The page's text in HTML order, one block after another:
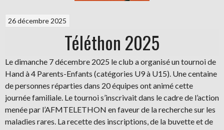
26 décembre 2025
Téléthon 2025
Le dimanche 7 décembre 2025 le club a organisé un tournoi de
Hand à 4 Parents-Enfants (catégories U9 à U15). Une centaine
de personnes réparties dans 20 équipes ont animé cette
journée familiale. Le tournoi s’inscrivait dans le cadre de l’action
menée par l’AFMTELETHON en faveur de la recherche sur les
maladies rares. La recette des inscriptions, de la buvette et de